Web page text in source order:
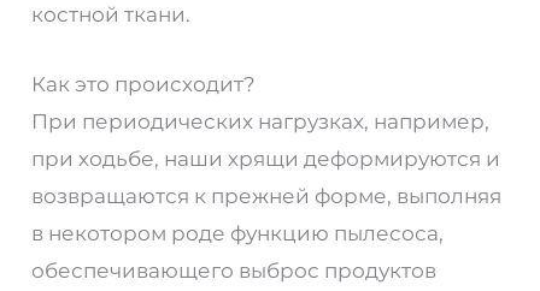
костной ткани.
Как это происходит?
При периодических нагрузках, например,
при ходьбе, наши хрящи деформируются и
возвращаются к прежней форме, выполняя
в некотором роде функцию пылесоса,
обеспечивающего выброс продуктов